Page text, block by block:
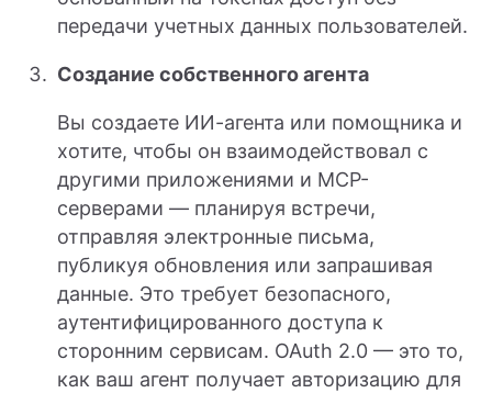
передачи учетных данных пользователей.
Создание собственного агента
Вы создаете ИИ-агента или помощника и
хотите, чтобы он взаимодействовал с
другими приложениями и MCP-
серверами — планируя встречи,
отправляя электронные письма,
публикуя обновления или запрашивая
данные. Это требует безопасного,
аутентифицированного доступа к
сторонним сервисам. OAuth 2.0 — это то,
как ваш агент получает авторизацию для